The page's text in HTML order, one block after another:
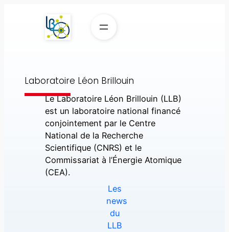
Laboratoire Léon Brillouin
Le Laboratoire Léon Brillouin (LLB)
est un laboratoire national financé
conjointement par le Centre
National de la Recherche
Scientifique (CNRS) et le
Commissariat à l’Énergie Atomique
(CEA).
Les
news
du
LLB